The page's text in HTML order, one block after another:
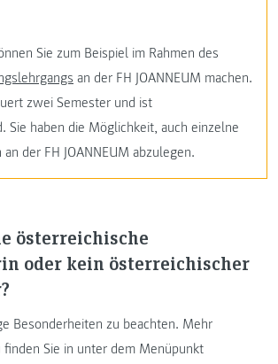
Sie zum Beispiel im Rahmen des
an der FH JOANNEUM machen.
zwei Semester und ist
Sie haben die Möglichkeit, auch einzelne
der FH JOANNEUM abzulegen.
österreichische
oder kein österreichischer
Besonderheiten zu beachten. Mehr
finden Sie in unter dem Menüpunkt